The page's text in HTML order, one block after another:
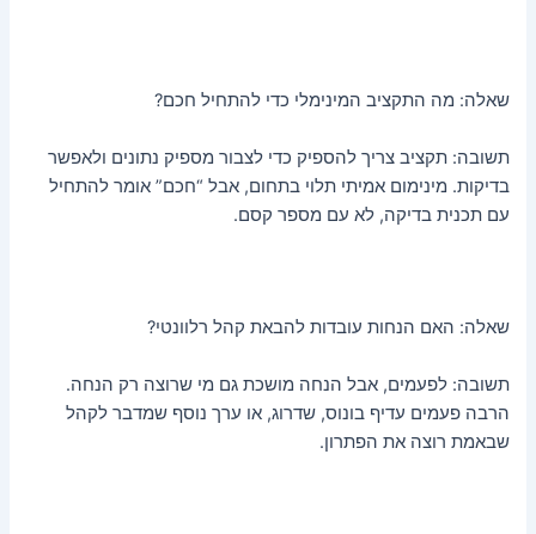
שאלה: מה התקציב המינימלי כדי להתחיל חכם?
תשובה: תקציב צריך להספיק כדי לצבור מספיק נתונים ולאפשר
בדיקות. מינימום אמיתי תלוי בתחום, אבל “חכם” אומר להתחיל
עם תכנית בדיקה, לא עם מספר קסם.
שאלה: האם הנחות עובדות להבאת קהל רלוונטי?
תשובה: לפעמים, אבל הנחה מושכת גם מי שרוצה רק הנחה.
הרבה פעמים עדיף בונוס, שדרוג, או ערך נוסף שמדבר לקהל
שבאמת רוצה את הפתרון.